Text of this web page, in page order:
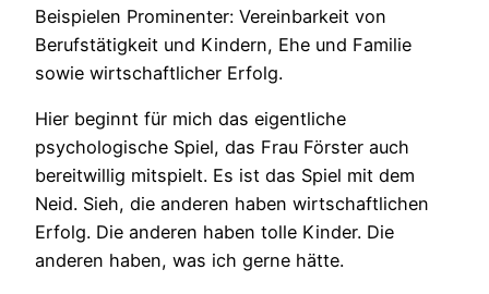
Beispielen Prominenter: Vereinbarkeit von
Berufstätigkeit und Kindern, Ehe und Familie
sowie wirtschaftlicher Erfolg.
Hier beginnt für mich das eigentliche
psychologische Spiel, das Frau Förster auch
bereitwillig mitspielt. Es ist das Spiel mit dem
Neid. Sieh, die anderen haben wirtschaftlichen
Erfolg. Die anderen haben tolle Kinder. Die
anderen haben, was ich gerne hätte.